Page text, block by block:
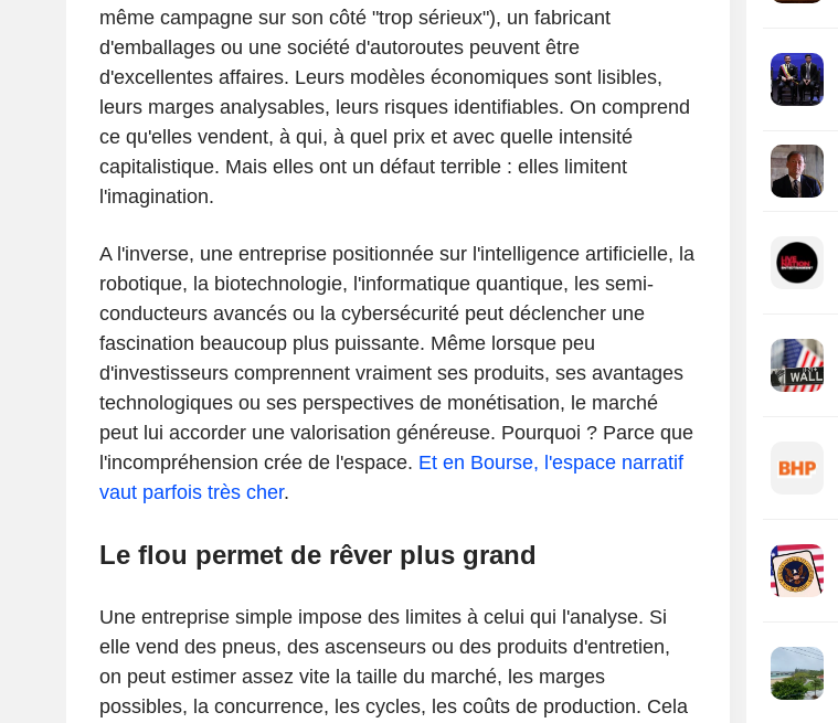
même campagne sur son côté "trop sérieux"), un fabricant
d'emballages ou une société d'autoroutes peuvent être
d'excellentes affaires. Leurs modèles économiques sont lisibles,
leurs marges analysables, leurs risques identifiables. On comprend
ce qu'elles vendent, à qui, à quel prix et avec quelle intensité
capitalistique. Mais elles ont un défaut terrible : elles limitent
l'imagination.
A l'inverse, une entreprise positionnée sur l'intelligence artificielle, la
robotique, la biotechnologie, l'informatique quantique, les semi-
conducteurs avancés ou la cybersécurité peut déclencher une
fascination beaucoup plus puissante. Même lorsque peu
d'investisseurs comprennent vraiment ses produits, ses avantages
technologiques ou ses perspectives de monétisation, le marché
peut lui accorder une valorisation généreuse. Pourquoi ? Parce que
l'incompréhension crée de l'espace. Et en Bourse, l'espace narratif
vaut parfois très cher.
Le flou permet de rêver plus grand
Une entreprise simple impose des limites à celui qui l'analyse. Si
elle vend des pneus, des ascenseurs ou des produits d'entretien,
on peut estimer assez vite la taille du marché, les marges
possibles, la concurrence, les cycles, les coûts de production. Cela